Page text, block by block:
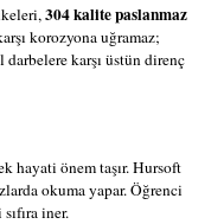
304 kalite paslanmaz
korozyona uğramaz;
karşı üstün direnç
hayati önem taşır. Hursoft
okuma yapar. Öğrenci
iner.